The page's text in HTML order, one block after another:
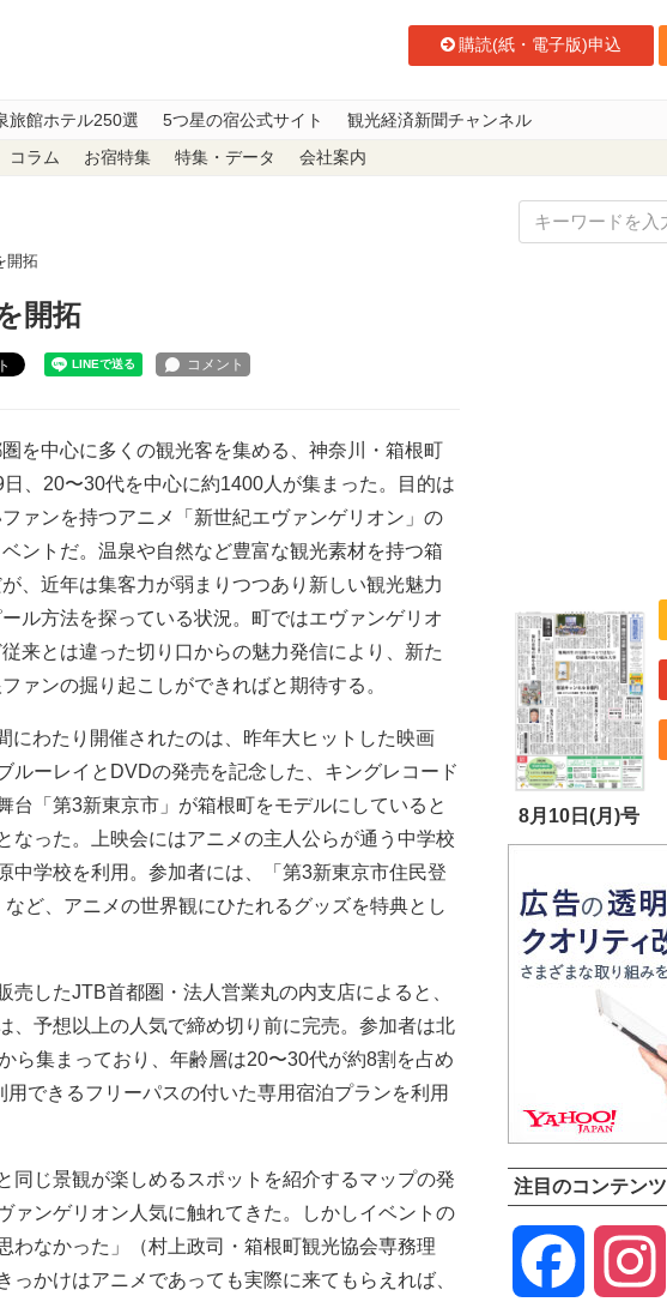
購読(紙・電子版)申込
旅館ホテル250選 5つ星の宿公式サイト 観光経済新聞チャンネル
コラム お宿特集 特集・データ 会社案内
開拓
開拓
中心に多くの観光客を集める、神奈川・箱根町
日、20〜30代を中心に約1400人が集まった。目的は
ァンを持つアニメ「新世紀エヴァンゲリオン」の
ントだ。温泉や自然など豊富な観光素材を持つ箱
、近年は集客力が弱まりつつあり新しい観光魅力
ル方法を探っている状況。町ではエヴァンゲリオ
来とは違った切り口からの魅力発信により、新た
ァンの掘り起こしができればと期待する。
わたり開催されたのは、昨年大ヒットした映画
ルーレイとDVDの発売を記念した、キングレコード
台「第3新東京市」が箱根町をモデルにしていると
なった。上映会にはアニメの主人公らが通う中学校
中学校を利用。参加者には、「第3新東京市住民登
ど、アニメの世界観にひたれるグッズを特典とし
したJTB首都圏・法人営業丸の内支店によると、
、予想以上の人気で締め切り前に完売。参加者は北
ら集まっており、年齢層は20〜30代が約8割を占め
できるフリーパスの付いた専用宿泊プランを利用
じ景観が楽しめるスポットを紹介するマップの発
ァンゲリオン人気に触れてきた。しかしイベントの
わなかった」（村上政司・箱根町観光協会専務理
かけはアニメであっても実際に来てもらえれば、
8月10日(月)号
注目のコンテンツ
Facebook